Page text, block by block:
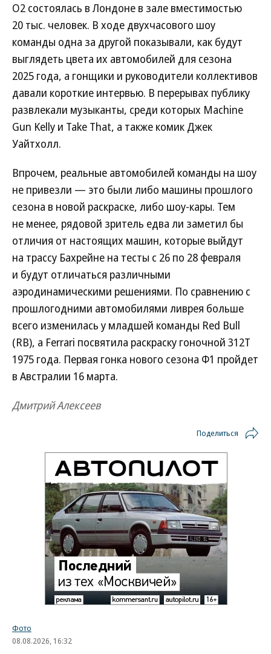
O2 состоялась в Лондоне в зале вместимостью
20 тыс. человек. В ходе двухчасового шоу
команды одна за другой показывали, как будут
выглядеть цвета их автомобилей для сезона
2025 года, а гонщики и руководители коллективов
давали короткие интервью. В перерывах публику
развлекали музыканты, среди которых Machine
Gun Kelly и Take That, а также комик Джек
Уайтхолл.
Впрочем, реальные автомобилей команды на шоу
не привезли — это были либо машины прошлого
сезона в новой раскраске, либо шоу-кары. Тем
не менее, рядовой зритель едва ли заметил бы
отличия от настоящих машин, которые выйдут
на трассу Бахрейне на тесты с 26 по 28 февраля
и будут отличаться различными
аэродинамическими решениями. По сравнению с
прошлогодними автомобилями ливрея больше
всего изменилась у младшей команды Red Bull
(RB), а Ferrari посвятила раскраску гоночной 312Т
1975 года. Первая гонка нового сезона Ф1 пройдет
в Австралии 16 марта.
Дмитрий Алексеев
Поделиться
Фото
08.08.2026, 16:32